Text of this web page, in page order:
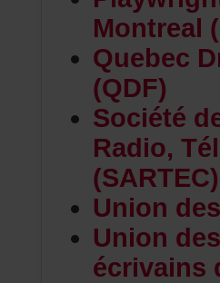
(QDF)
(SARTEC)